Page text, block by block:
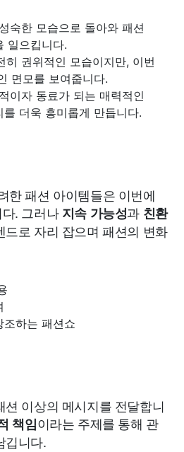
숙한 모습으로 돌아와 패션
일으킵니다.
히 권위적인 모습이지만, 이번
면모를 보여줍니다.
이자 동료가 되는 매력적인
더욱 흥미롭게 만듭니다.
한 패션 아이템들은 이번에
. 그러나지속 가능성과 친환
드로 자리 잡으며 패션의 변화
조하는 패션쇼
이상의 메시지를 전달합니
책임이라는 주제를 통해 관
깁니다.